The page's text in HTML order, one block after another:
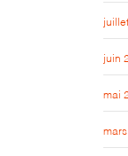
juin
mai
mars